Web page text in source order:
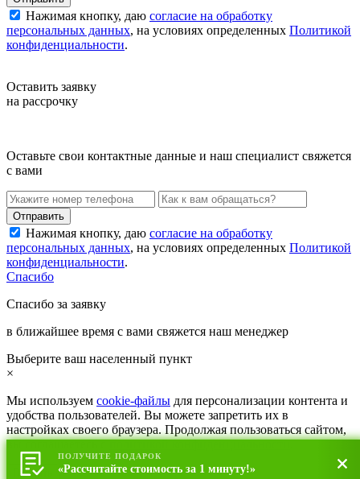
Нажимая кнопку, даю согласие на обработку
персональных данных, на условиях определенных Политикой
конфиденциальности.
Оставить заявку
на рассрочку
Оставьте свои контактные данные и наш специалист свяжется
с вами
Нажимая кнопку, даю согласие на обработку
персональных данных, на условиях определенных Политикой
конфиденциальности.
Спасибо
Спасибо за заявку
в ближайшее время с вами свяжется наш менеджер
ПОЛУЧИТЕ ПОДАРОК
«Рассчитайте стоимость за 1 минуту!»
Выберите ваш населенный пункт
×
Мы используем cookie-файлы для персонализации контента и
удобства пользователей. Вы можете запретить их в
настройках своего браузера. Продолжая пользоваться сайтом,
вы соглашаетесь сполитикой конфиденциальности.
Принять